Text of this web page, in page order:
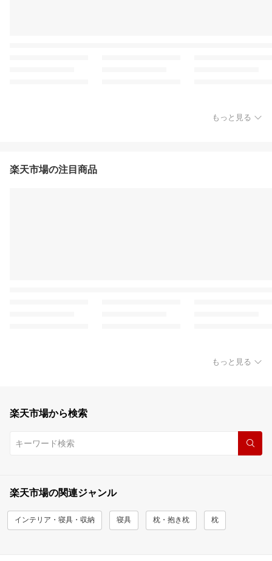
もっと見る
楽天市場の注目商品
もっと見る
楽天市場から検索
楽天市場の関連ジャンル
インテリア・寝具・収納 寝具 枕・抱き枕 枕